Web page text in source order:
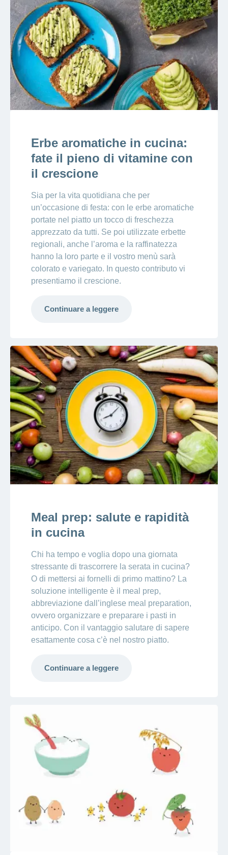
Erbe aromatiche in cucina:
fate il pieno di vitamine con
il crescione
Sia per la vita quotidiana che per
un’occasione di festa: con le erbe aromatiche
portate nel piatto un tocco di freschezza
apprezzato da tutti. Se poi utilizzate erbette
regionali, anche l’aroma e la raffinatezza
hanno la loro parte e il vostro menù sarà
colorato e variegato. In questo contributo vi
presentiamo il crescione.
Continuare a leggere
Meal prep: salute e rapidità
in cucina
Chi ha tempo e voglia dopo una giornata
stressante di trascorrere la serata in cucina?
O di mettersi ai fornelli di primo mattino? La
soluzione intelligente è il meal prep,
abbreviazione dall’inglese meal preparation,
ovvero organizzare e preparare i pasti in
anticipo. Con il vantaggio salutare di sapere
esattamente cosa c’è nel nostro piatto.
Continuare a leggere